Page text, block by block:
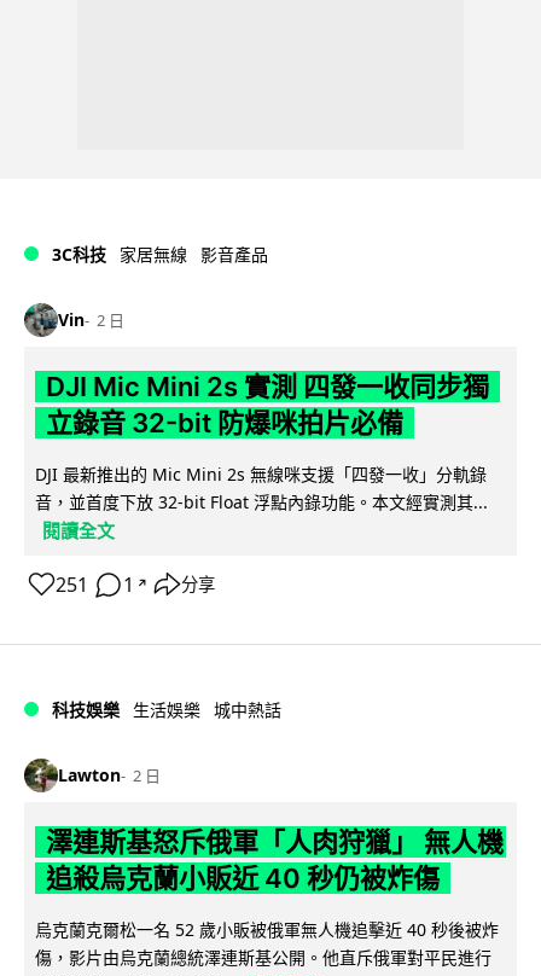
3C科技 家居無線 影音產品
Vin 2 日
DJI Mic Mini 2s 實測 四發一收同步獨
立錄音 32-bit 防爆咪拍片必備
DJI 最新推出的 Mic Mini 2s 無線咪支援「四發一收」分軌錄
音，並首度下放 32-bit Float 浮點內錄功能。本文經實測其...
閱讀全文
251 1 ↗ 分享
科技娛樂 生活娛樂 城中熱話
Lawton 2 日
澤連斯基怒斥俄軍「人肉狩獵」 無人機
追殺烏克蘭小販近 40 秒仍被炸傷
烏克蘭克爾松一名 52 歲小販被俄軍無人機追擊近 40 秒後被炸
傷，影片由烏克蘭總統澤連斯基公開。他直斥俄軍對平民進行